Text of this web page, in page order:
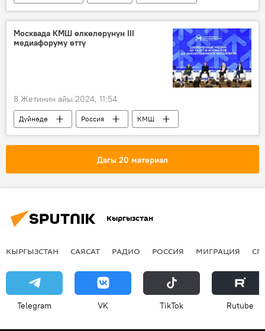
трасса
Төө-Ашуу
Москвада КМШ өлкөлөрүнүн III
медиафоруму өттү
8 Жетинин айы 2024, 11:54
Дүйнөдө Россия
КМШ
ЖМК
форум жасалма интеллект
Дагы 20 материал
Кыргызстан
КЫРГЫЗСТАН САЯСАТ РАДИО РОССИЯ МИГРАЦИЯ
Telegram VK ТikТоk Rutube